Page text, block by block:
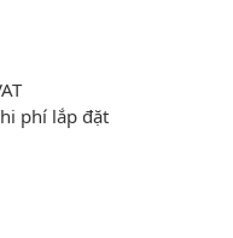
phí lắp đặt